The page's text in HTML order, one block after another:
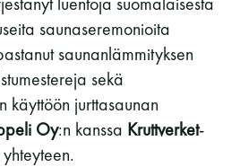
saunaseremonioita
saunanlämmityksen
sekä
käyttöön jurttasaunan
Oy:n kanssa Kruttverket-